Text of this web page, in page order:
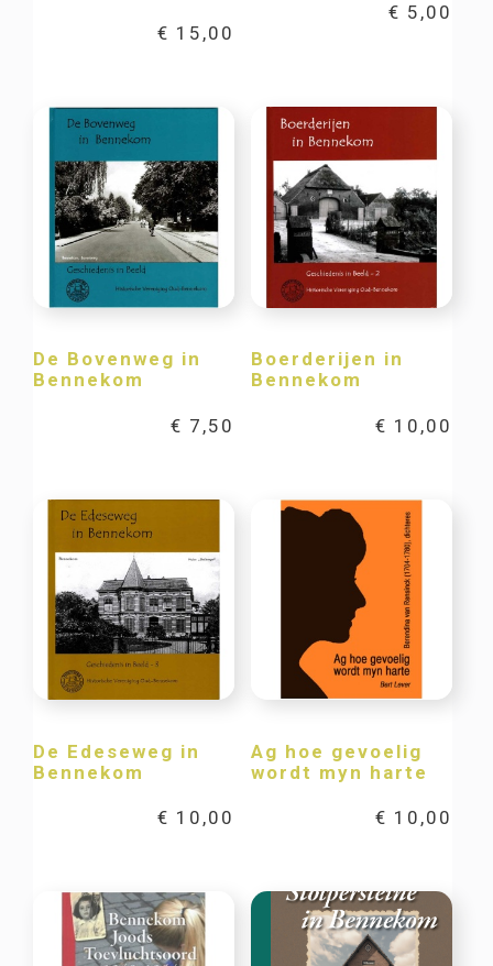
€ 15,00
€ 5,00
De Bovenweg in
Bennekom
€ 7,50
Boerderijen in
Bennekom
€ 10,00
De Edeseweg in
Bennekom
€ 10,00
Ag hoe gevoelig
wordt myn harte
€ 10,00